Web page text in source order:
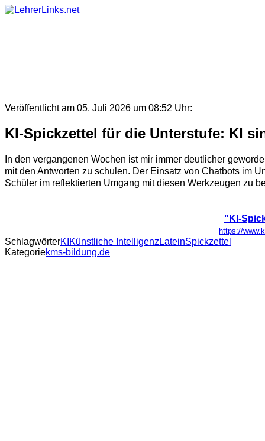
Skip
Veröffentlicht am 05. Juli 2026 um 08:52 Uhr:
KI-Spickzettel für die Unterstufe: KI
In den vergangenen Wochen ist mir immer deutlicher
mit den Antworten zu schulen. Der Einsatz von Chatbots im
Schüler im reflektierten Umgang mit diesen Werkzeugen zu
"KI-
https://
SchlagwörterKI Künstliche Intelligenz LateinSpickzettel
Kategoriekms-bildung.de